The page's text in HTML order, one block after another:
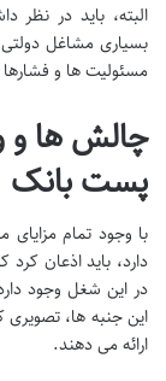
البته، باید در
بسیاری مشاغل دولتی
مسئولیت ها و
چالش ها و
پست بانک
با وجود تمام مزایای
دارد، باید اذعان
در این شغل وجود
این جنبه ها، تصویری
ارائه می دهند.